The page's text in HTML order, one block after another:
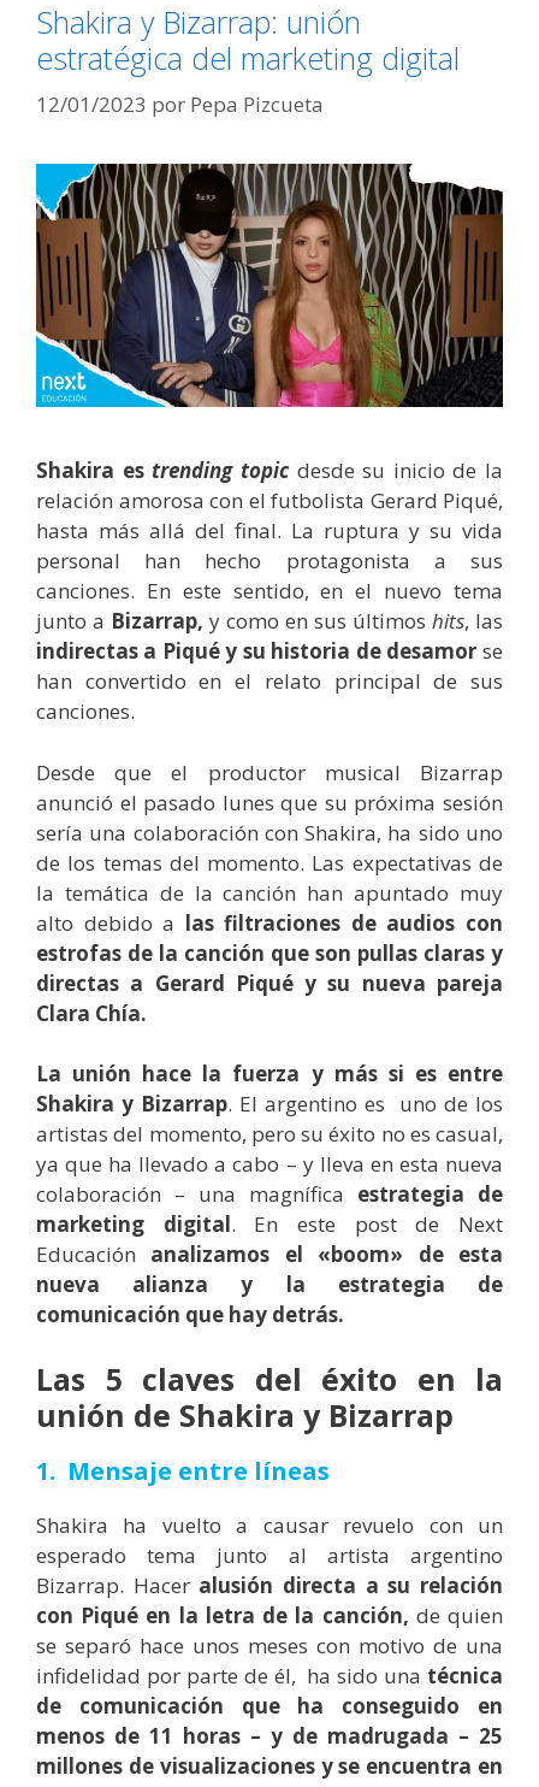
Shakira y Bizarrap: unión
estratégica del marketing digital
12/01/2023 por Pepa Pizcueta
Shakira es trending topicdesde su inicio de la
relación amorosa con el futbolista Gerard Piqué,
hasta más allá del final. La ruptura y su vida
personal han hecho protagonista a sus
canciones. En este sentido, en el nuevo tema
junto a Bizarrap, y como en sus últimos hits, las
indirectas a Piqué y su historia de desamor se
han convertido en el relato principal de sus
canciones.
Desde que el productor musical Bizarrap
anunció el pasado lunes que su próxima sesión
sería una colaboración con Shakira, ha sido uno
de los temas del momento. Las expectativas de
la temática de la canción han apuntado muy
alto debido a las filtraciones de audios con
estrofas de la canción que son pullas claras y
directas a Gerard Piqué y su nueva pareja
Clara Chía.
La unión hace la fuerza y más si es entre
Shakira y Bizarrap. El argentino es
uno de los
artistas del momento, pero su éxito no es casual,
ya que ha llevado a cabo – y lleva en esta nueva
colaboración – una magnífica estrategia de
marketing digital. En este post de Next
Educación analizamos el «boom» de esta
nueva alianza y la estrategia de
comunicación que hay detrás.
Las 5 claves del éxito en la
unión de Shakira y Bizarrap
1. Mensaje entre líneas
Shakira ha vuelto a causar revuelo con un
esperado tema junto al artista argentino
Bizarrap. Haceralusión directa a su relación
con Piqué en la letra de la canción, de quien
se separó hace unos meses con motivo de una
infidelidad por parte de él, ha sido una técnica
de comunicación que ha conseguido en
menos de 11 horas – y de madrugada – 25
millones de visualizaciones y se encuentra en